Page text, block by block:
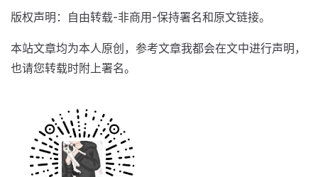
版权声明：自由转载-非商用-保持署名和原文链接。
本站文章均为本人原创，参考文章我都会在文中进行声明，
也请您转载时附上署名。